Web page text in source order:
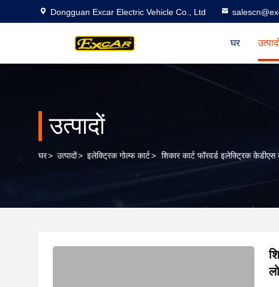
Dongguan Excar Electric Vehicle Co., Ltd
घर
उत्पादों
घर> उत्पादों> इलेक्ट्रिक गोल्फ कार्ट> शिकार कार्ट फॉरवर्ड इलेक्ट्रिक केडीएस